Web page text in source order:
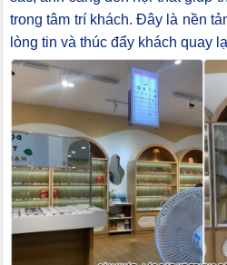
trong tâm trí khách. Đây là nền
lòng tin và thúc đẩy khách quay